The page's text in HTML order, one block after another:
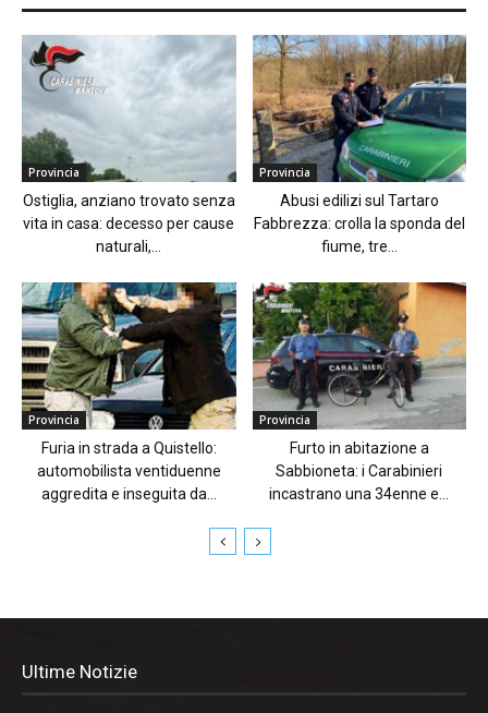
Provincia
Ostiglia, anziano trovato senza
vita in casa: decesso per cause
naturali,...
Provincia
Abusi edilizi sul Tartaro
Fabbrezza: crolla la sponda del
fiume, tre...
Provincia
Furia in strada a Quistello:
automobilista ventiduenne
aggredita e inseguita da...
Provincia
Furto in abitazione a
Sabbioneta: i Carabinieri
incastrano una 34enne e...
Ultime Notizie